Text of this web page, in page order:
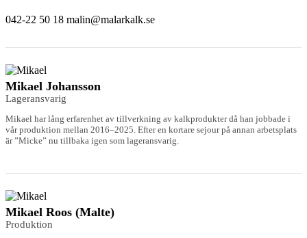
042-22 50 18 malin@malarkalk.se
Mikael Johansson
Lageransvarig
Mikael har lång erfarenhet av tillverkning av kalkprodukter då han jobbade i
vår produktion mellan 2016–2025. Efter en kortare sejour på annan arbetsplats
är ”Micke” nu tillbaka igen som lageransvarig.
Mikael Roos (Malte)
Produktion